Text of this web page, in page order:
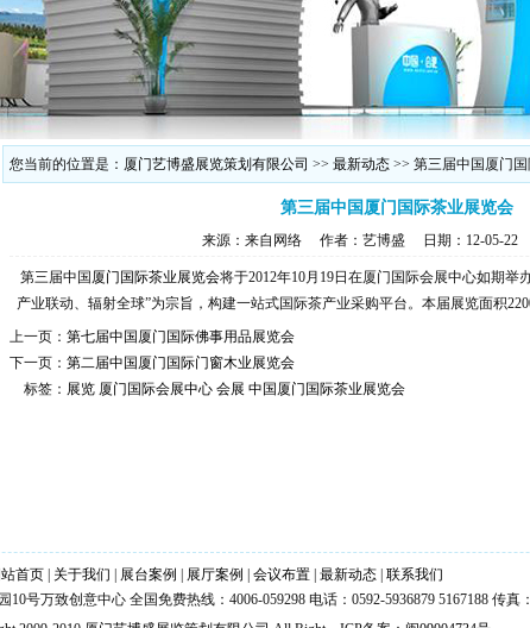
您当前的位置是： 厦门艺博盛展览策划有限公司 >> 最新动态 >> 第三届中国厦门
第三届中国厦门国际茶业展览会
来源：来自网络 作者：艺博盛 日期：12-05-22
第三届中国 厦门国际茶业展览会将于2012年10月19日在厦门国际会展中心如期举
产业联动、辐射全球”为宗旨，构建一站式国际茶产业采购平台。本届展览面积
上一页： 第七届中国厦门国际佛事用品展览会
下一页： 第二届中国厦门国际门窗木业展览会
标签： 展览 厦门国际会展中心 会展 中国厦门国际茶业展览会
站首页 关于我们 展台案例 展厅案例 会议布置 最新动态 联系我们
号万致创意中心 全国免费热线：4006-059298 电话：0592-5936879 5167188 传真